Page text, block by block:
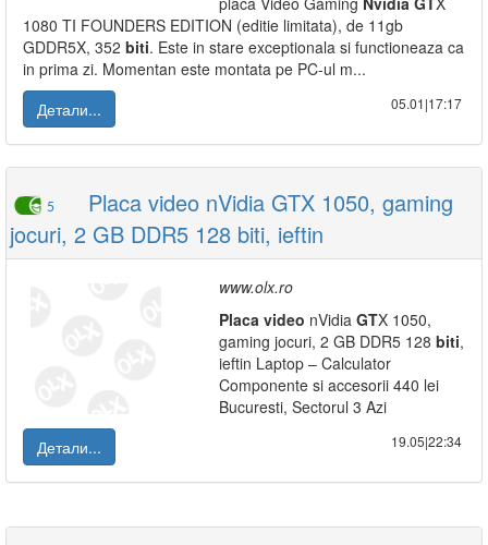
1080 TI FOUNDERS EDITION (editie limitata), de 11gb
GDDR5X, 352 biti. Este in stare exceptionala si functioneaza ca
in prima zi. Momentan este montata pe PC-ul m...
Детали...
05.01|17:17
5
Placa video nVidia GTX 1050, gaming
jocuri, 2 GB DDR5 128 biti, ieftin
www.olx.ro
Placa video nVidia GTX 1050,
gaming jocuri, 2 GB DDR5 128 biti,
ieftin Laptop – Calculator
Componente si accesorii 440 lei
Bucuresti, Sectorul 3 Azi
Детали...
19.05|22:34